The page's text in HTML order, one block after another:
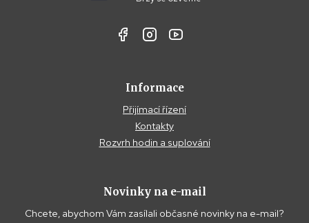
Informace
Přijímací řízení
Kontakty
Rozvrh hodin a suplování
Novinky na e-mail
Chcete, abychom Vám zasílali občasné novinky na e-mail?